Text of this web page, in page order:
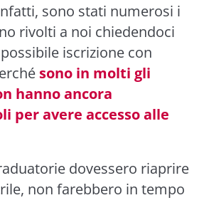
sono stati numerosi i
rivolti a noi chiedendoci
iscrizione con
sono in molti gli
hanno ancora
per avere accesso alle
dovessero riaprire
non farebbero in tempo